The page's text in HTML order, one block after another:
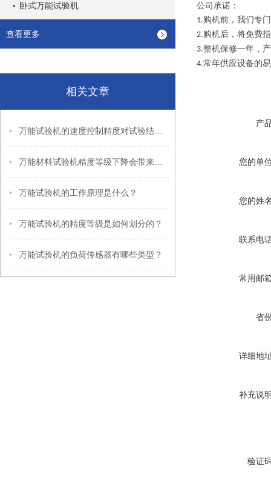
卧式万能试验机
查看更多
相关文章
万能试验机的工作原理是什么？
万能试验机的精度等级是如何划分的？
万能试验机的负荷传感器有哪些类型？
公司承诺：
1.购机前，我们专
2.购机后，将免费
3.整机保修一年，
4.常年供应设备的
产
您的单
您的姓
联系电
常用邮
省
详细地
补充说
验证